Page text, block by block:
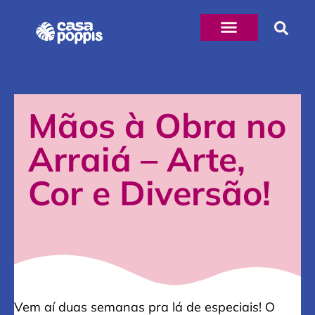
Mãos à Obra no
Arraiá – Arte,
Cor e Diversão!
Vem aí duas semanas pra lá de especiais! O